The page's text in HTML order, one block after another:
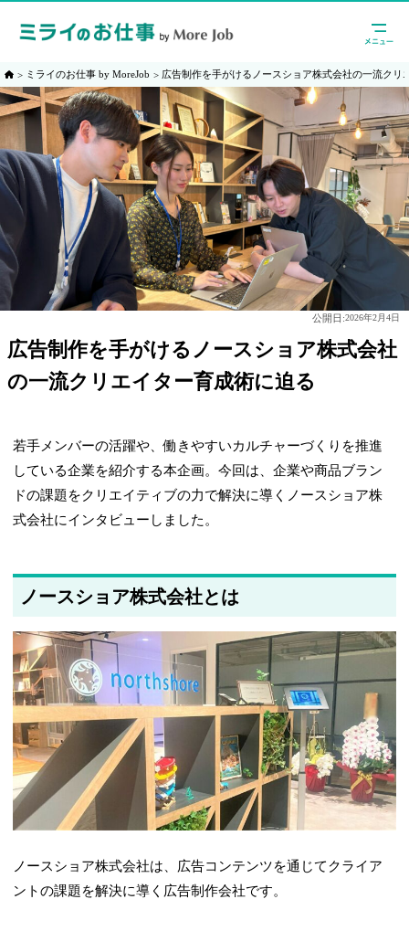
ミライのお仕事 by MoreJob 広告制作を手がけるノースショア株式会社の一流クリ
公開日:2026年2月4日
広告制作を手がけるノースショア株式会社
の一流クリエイター育成術に迫る
若手メンバーの活躍や、働きやすいカルチャーづくりを推進
している企業を紹介する本企画。今回は、企業や商品ブラン
ドの課題をクリエイティブの力で解決に導くノースショア株
式会社にインタビューしました。
ノースショア株式会社とは
ノースショア株式会社は、広告コンテンツを通じてクライア
ントの課題を解決に導く広告制作会社です。